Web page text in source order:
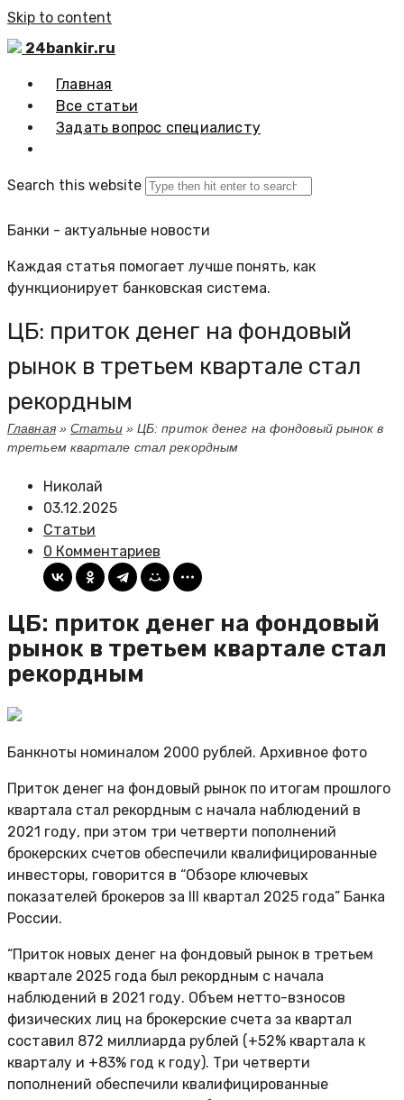
Skip to content
24bankir.ru
Главная
Все статьи
Задать вопрос специалисту
Search this website
Банки - актуальные новости
Каждая статья помогает лучше понять, как
функционирует банковская система.
ЦБ: приток денег на фондовый
рынок в третьем квартале стал
рекордным
Главная»Статьи» ЦБ: приток денег на фондовый рынок в
третьем квартале стал рекордным
Николай
03.12.2025
Статьи
0 Комментариев
ЦБ: приток денег на фондовый
рынок в третьем квартале стал
рекордным
Банкноты номиналом 2000 рублей. Архивное фото
Приток денег на фондовый рынок по итогам прошлого
квартала стал рекордным с начала наблюдений в
2021 году, при этом три четверти пополнений
брокерских счетов обеспечили квалифицированные
инвесторы, говорится в “Обзоре ключевых
показателей брокеров за III квартал 2025 года” Банка
России.
“Приток новых денег на фондовый рынок в третьем
квартале 2025 года был рекордным с начала
наблюдений в 2021 году. Объем нетто-взносов
физических лиц на брокерские счета за квартал
составил 872 миллиарда рублей (+52% квартала к
кварталу и +83% год к году). Три четверти
пополнений обеспечили квалифицированные